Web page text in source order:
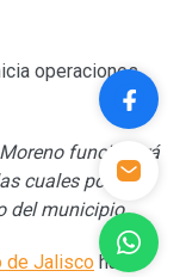
funcionará
cuales podrán
del municipio
de Jalisco ha